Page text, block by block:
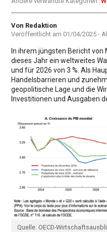
Autor
Von Redaktion
Veröffentlicht am 01/04/2025 -
In ihrem jüngsten Bericht
dieses Jahr ein weltweites
und für 2026 von 3 %. Als
Handelsbarrieren und
geopolitische Lage und die
Investitionen und Ausgaben
Quelle: OECD-